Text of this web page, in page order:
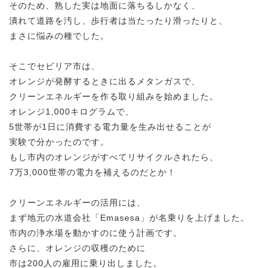
そのため、熟した実は地面に落ちるしかなく、
潰れて道路を汚し、歩行者は当たったり滑ったりと、
まさに悩みの種でした。
そこでセビリア市は、
オレンジが発酵するときに出るメタンガスで、
クリーンエネルギーを作る取り組みを始めました。
オレンジ1,000キログラムで、
5世帯が1日に消費する電力量を生み出せることが
実験で分かったのです。
もし市内のオレンジがすべてリサイクルされたら、
7万3,000世帯の電力を補えるのだとか！
クリーンエネルギーの活用には、
まず地元の水道会社「Emasesa」が名乗りを上げました。
市内の浄水場を動かすのに使う計画です。
さらに、オレンジの収穫のために
市は200人の雇用に乗り出しました。